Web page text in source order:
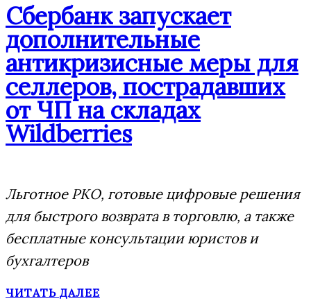
Сбербанк запускает
дополнительные
антикризисные меры для
селлеров, пострадавших
от ЧП на складах
Wildberries
Льготное РКО, готовые цифровые решения
для быстрого возврата в торговлю, а также
бесплатные консультации юристов и
бухгалтеров
ЧИТАТЬ ДАЛЕЕ